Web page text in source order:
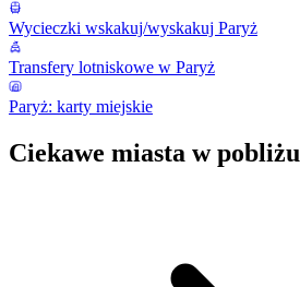
Wycieczki wskakuj/wyskakuj Paryż
Transfery lotniskowe w Paryż
Paryż: karty miejskie
Ciekawe miasta w pobliżu